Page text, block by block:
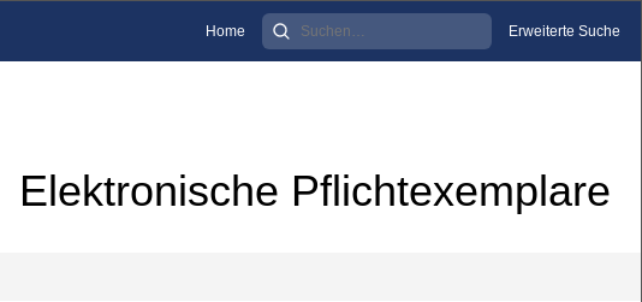
Home Erweiterte Suche
Elektronische Pflichtexemplare